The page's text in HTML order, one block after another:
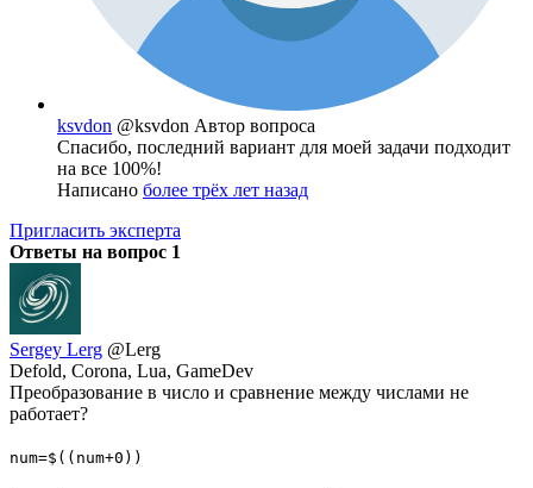
ksvdon @ksvdon Автор вопроса
Спасибо, последний вариант для моей задачи подходит
на все 100%!
Написано более трёх лет назад
Пригласить эксперта
Ответы на вопрос 1
Sergey Lerg @Lerg
Defold, Corona, Lua, GameDev
Преобразование в число и сравнение между числами не
работает?
num=$((num+0))